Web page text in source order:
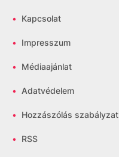
• Kapcsolat
• Impresszum
• Médiaajánlat
• Adatvédelem
• Hozzászólás szabályzat
• RSS